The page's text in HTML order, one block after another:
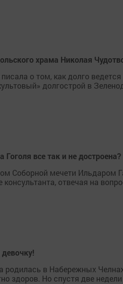
храма Николая
о том, как долго
долгострой в
Гоголя все так и не достроена?
Соборной мечети Ильдаром
консультанта, отвечая на
родилась в Набережных
здоров. Но спустя две